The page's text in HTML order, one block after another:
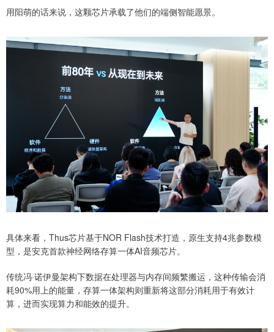
用阳萌的话来说，这颗芯片承载了他们的端侧智能愿景。
具体来看，Thus芯片基于NOR Flash技术打造，原生支持4兆参数模
型，是安克首款神经网络存算一体AI音频芯片。
传统冯·诺伊曼架构下数据在处理器与内存间频繁搬运，这种传输会消
耗90%用上的能量，存算一体架构则重新将这部分消耗用于有效计
算，进而实现算力和能效的提升。